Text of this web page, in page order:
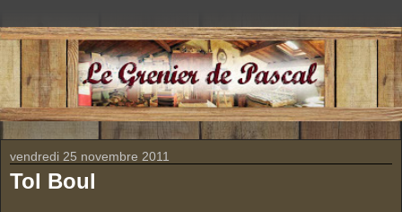
vendredi 25 novembre 2011
Tol Boul